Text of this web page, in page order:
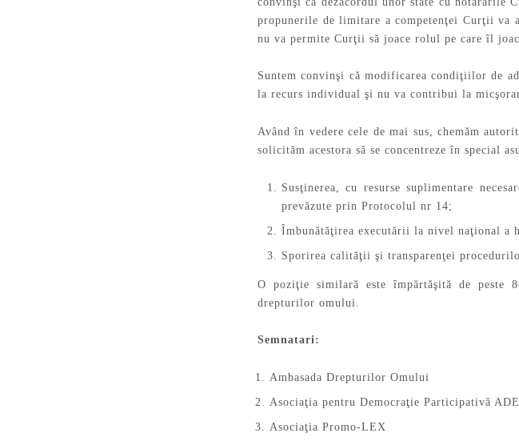
propunerile de limitare a competenţei Curţii
nu va permite Curţii să joace rolul pe care îl
Suntem convinşi că modificarea condiţiilor de
la recurs individual şi nu va contribui la
Având în vedere cele de mai sus, chemăm
solicităm acestora să se concentreze în special
Susţinerea, cu resurse suplimentare
prevăzute prin Protocolul nr 14;
Îmbunătăţirea executării la nivel naţional
Sporirea calităţii şi transparenţei
O poziţie similară este împărtăşită de peste
drepturilor omului.
Semnatari:
Ambasada Drepturilor Omului
Asociaţia pentru Democraţie Participativă
Asociaţia Promo-LEX